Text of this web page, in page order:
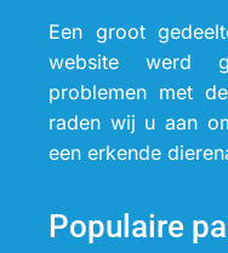
Een groot
website werd
problemen met
raden wij u aan
een erkende
Populaire